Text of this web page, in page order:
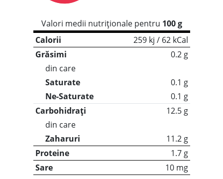
Valori medii nutriționale pentru 100 g
Calorii
259 kj / 62 kCal
Grăsimi
0.2 g
din care
Saturate
0.1 g
Ne-Saturate
0.1 g
Carbohidrați
12.5 g
din care
Zaharuri
11.2 g
Proteine
1.7 g
Sare
10 mg